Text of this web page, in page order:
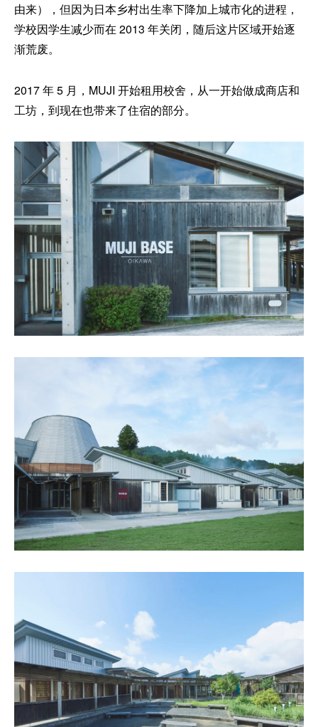
由来），但因为日本乡村出生率下降加上城市化的进程，
学校因学生减少而在 2013 年关闭，随后这片区域开始逐
渐荒废。
2017 年 5 月，MUJI 开始租用校舍，从一开始做成商店和
工坊，到现在也带来了住宿的部分。